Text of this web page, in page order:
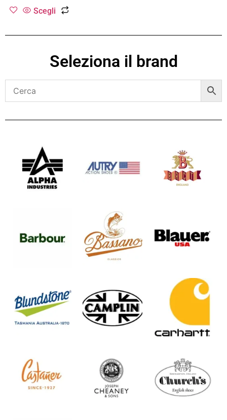
Scegli
Seleziona il brand